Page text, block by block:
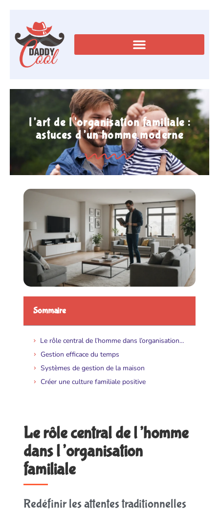
l’art de l’organisation familiale :
astuces d’un homme moderne
Sommaire
Le rôle central de l’homme dans l’organisation familiale
Gestion efficace du temps
Systèmes de gestion de la maison
Créer une culture familiale positive
Le rôle central de l’homme
dans l’organisation
familiale
Redéfinir les attentes traditionnelles